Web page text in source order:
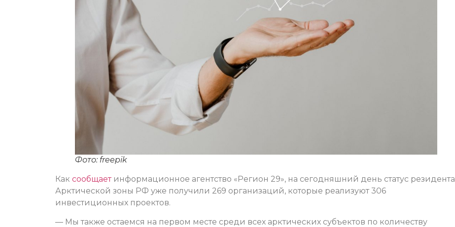
Фото: freepik
Как сообщаетинформационное агентство «Регион 29», на сегодняшний день статус резидента
Арктической зоны РФ уже получили 269 организаций, которые реализуют 306
инвестиционных проектов.
— Мы также остаемся на первом месте среди всех арктических субъектов по количеству